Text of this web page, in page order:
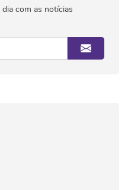
com as notícias